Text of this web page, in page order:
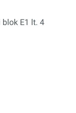
E1 lt. 4